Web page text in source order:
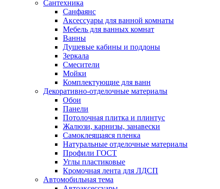
Сантехника
Санфаянс
Аксессуары для ванной комнаты
Мебель для ванных комнат
Ванны
Душевые кабины и поддоны
Зеркала
Смесители
Мойки
Комплектующие для ванн
Декоративно-отделочные материалы
Обои
Панели
Потолочная плитка и плинтус
Жалюзи, карнизы, занавески
Самоклеящаяся пленка
Натуральные отделочные материалы
Профили ГОСТ
Углы пластиковые
Кромочная лента для ЛДСП
Автомобильная тема